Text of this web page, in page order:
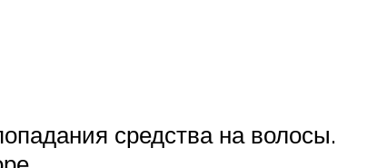
средства на волосы.